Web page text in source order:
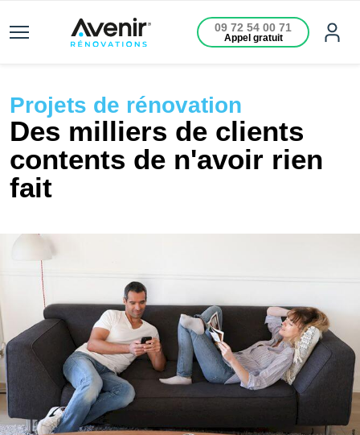
09 72 54 00 71
Appel gratuit
Projets de rénovation
Des milliers de clients
contents de n'avoir rien
fait